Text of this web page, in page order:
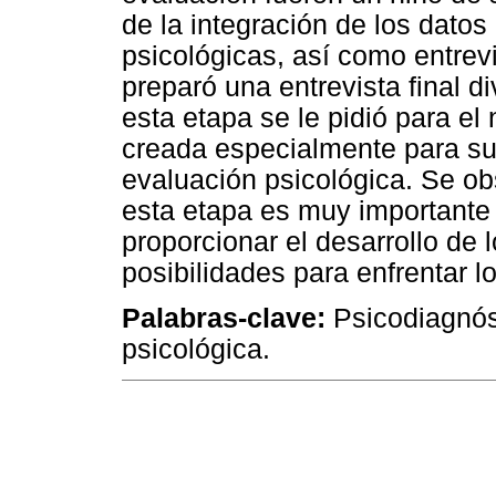
de la integración de los
psicológicas, así como
preparó una entrevista final
esta etapa se le pidió para el
creada especialmente para
evaluación psicológica. Se
esta etapa es muy
proporcionar el desarrollo de
posibilidades para enfrentar
Palabras-clave:
psicológica.